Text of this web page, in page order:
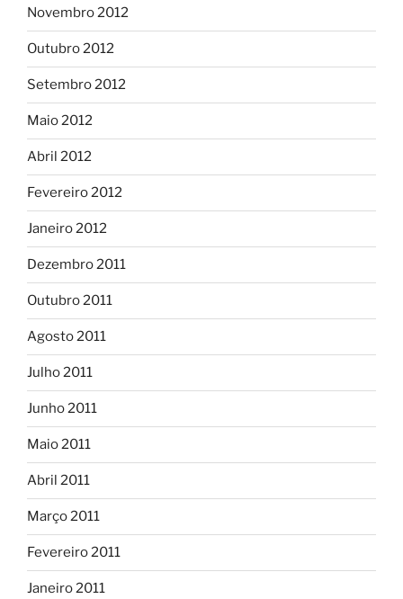
Novembro 2012
Outubro 2012
Setembro 2012
Maio 2012
Abril 2012
Fevereiro 2012
Janeiro 2012
Dezembro 2011
Outubro 2011
Agosto 2011
Julho 2011
Junho 2011
Maio 2011
Abril 2011
Março 2011
Fevereiro 2011
Janeiro 2011